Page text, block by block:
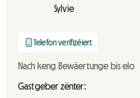
Sylvie
Telefon verifizéiert
Nach keng Bewäertunge bis elo
Gastgeber zënter: